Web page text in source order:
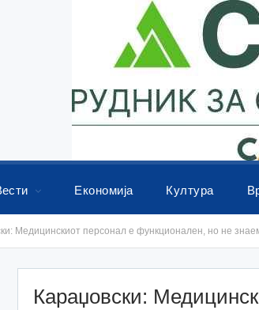
Економија Култура
Медицинскиот персонал е функционален, но не
Караџовски: